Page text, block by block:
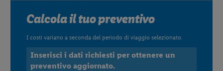
Calcola il tuo preventivo
I costi variano a seconda del periodo di viaggio selezionato.
Inserisci i dati richiesti per ottenere un
preventivo aggiornato.